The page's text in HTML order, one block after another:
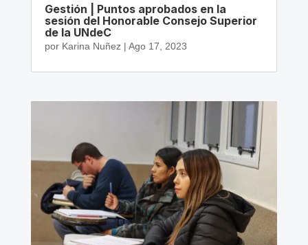
Gestión | Puntos aprobados en la
sesión del Honorable Consejo Superior
de la UNdeC
por Karina Nuñez| Ago 17, 2023